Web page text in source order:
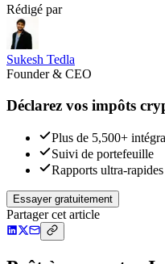
Rédigé par
Sukesh Tedla
Founder & CEO
Déclarez vos impôts
Plus de 5,500+
Suivi de portefeuille
Rapports ultra-rapides
Essayer gratuitement
Partager cet article